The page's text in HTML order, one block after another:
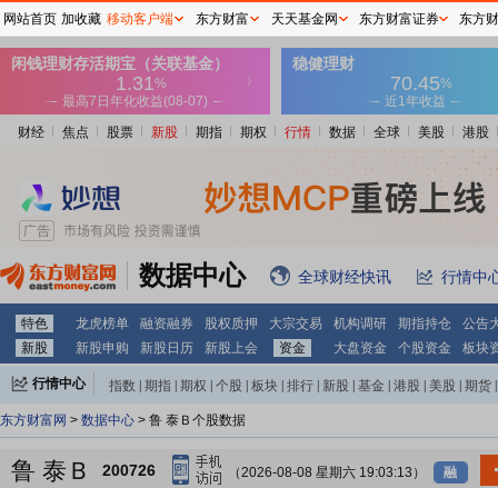
财经 焦点 股票 新股 期指 期权 行情 数据 全球 美股 港股
数据中心 全球财经快讯 行情中
特色 龙虎榜单 融资融券 股权质押 大宗交易 机构调研 期指持仓
公告
新股
新股申购 新股日历 新股上会 资金 大盘资金 个股资金 板块
行情中心 指数 期指 期权 个股 板块 排行 新股 基金 港股 美股 期货
东方财富网 > 数据中心 > 鲁 泰Ｂ个股数据
鲁 泰Ｂ 200726 （2026-08-08 星期六 19:03:13） 融
网站首页 加收藏 移动客户端 东方财富 天天基金网 东方财富证券 东方